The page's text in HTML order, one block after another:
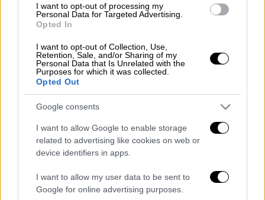
I want to opt-out of processing my
Personal Data for Targeted Advertising.
Opted In
I want to opt-out of Collection, Use,
Retention, Sale, and/or Sharing of my
Personal Data that Is Unrelated with the
Purposes for which it was collected.
Opted Out
Google consents
I want to allow Google to enable storage
related to advertising like cookies on web or
device identifiers in apps.
I want to allow my user data to be sent to
Google for online advertising purposes.
Εκείνος, όχι μόνο δεν αντιδρά, αλλά
συνεχίζει να τρώει, δείχνοντας μάλιστα
πόσο το απολαμβάνει!
ABD'nin New York şehrinde bir adam,
hayvan hakları savunucularının eylem
yaptığı alanda vegan aktivistlerin
karşısına geçerek şiş kebap yedi.
— Yeni Şafak (@yenisafak)August 28,
ΟΛΕΣ ΟΙ ΕΙΔΗΣΕΙΣ